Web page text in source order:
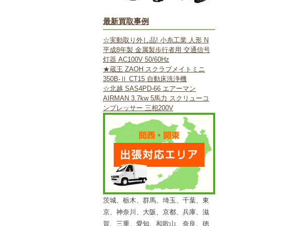
最新買取事例
☆実動取り外し品! 小糸工業 人形 N
平成8年製 金属製歩行者用 交通信号
灯器 AC100V 50/60Hz
★蔵王 ZAOH スクラブメイトミニ
350B-Ⅱ CT15 自動床洗浄機
☆北越 SAS4PD-66 エアーマン
AIRMAN 3.7kw 5馬力 スクリューコ
ンプレッサー 三相200V
茨城、栃木、群馬、埼玉、千葉、東
京、神奈川、大阪、京都、兵庫、滋
賀、三重、愛知、和歌山、奈良、徳